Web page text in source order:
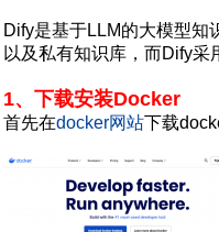
Dify是基于LLM的大模型知
以及私有知识库，而Dify采
1、下载安装Docker
首先在docker网站下载